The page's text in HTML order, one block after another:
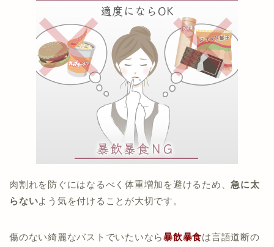
肉割れを防ぐにはなるべく体重増加を避けるため、急に太
らないよう気を付けることが大切です。
傷のない綺麗なバストでいたいなら暴飲暴食は言語道断の